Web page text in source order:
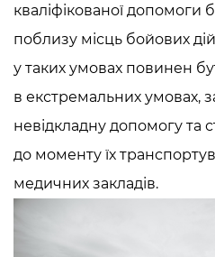
кваліфікованої допомоги
поблизу місць бойових
у таких умовах повинен
в екстремальних умовах,
невідкладну допомогу та
до моменту їх
медичних закладів.